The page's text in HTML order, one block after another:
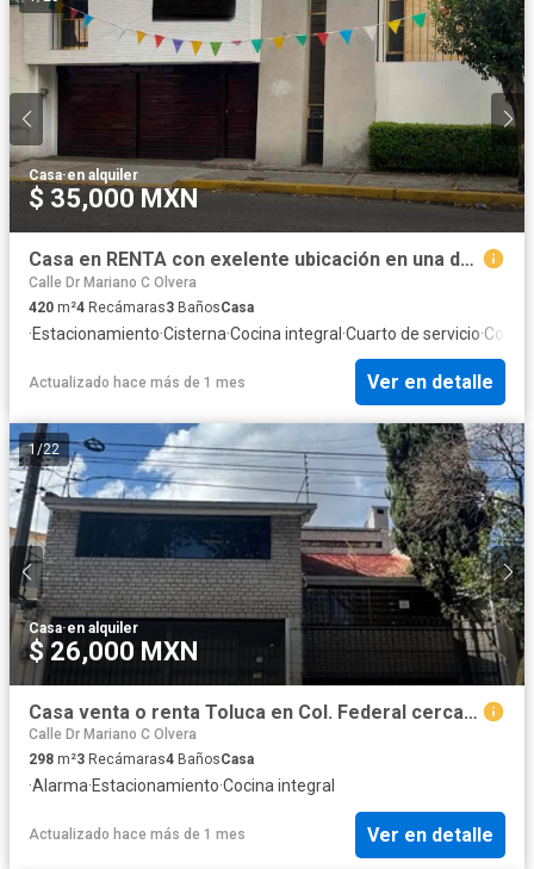
Casa·en alquiler
$ 35,000 MXN
Casa en RENTA con exelente ubicación en una de las mejores zonas de Toluca.
Calle Dr Mariano C Olvera
420 m²4 Recámaras3 BañosCasa
·Estacionamiento·Cisterna·Cocina integral ·Cuarto de servicio·
Actualizado hace más de 1 mes Ver en detalle
1 /22
Casa·en alquiler
$ 26,000 MXN
Casa venta o renta Toluca en Col. Federal cerca de Tollocan y del Sanatorio Toluca, remodelada.
Calle Dr Mariano C Olvera
298 m²3 Recámaras4 BañosCasa
·Alarma·Estacionamiento·Cocina integral
Actualizado hace más de 1 mes Ver en detalle